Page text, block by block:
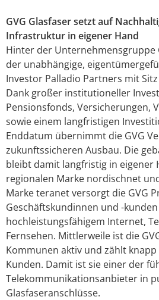
GVG Glasfaser setzt auf
Infrastruktur in eigener Hand
Hinter der Unternehmensgruppe
der unabhängige,
Investor Palladio Partners mit
Dank großer institutioneller
Pensionsfonds, Versicherungen,
sowie einem langfristigen
Enddatum übernimmt die GVG
zukunftssicheren Ausbau. Die
bleibt damit langfristig in eigener
regionalen Marke nordischnet
Marke teranet versorgt die GVG
Geschäftskundinnen und -
hochleistungsfähigem Internet,
Fernsehen. Mittlerweile ist die
Kommunen aktiv und zählt
Kunden. Damit ist sie einer der
Telekommunikationsanbieter in
Glasfaseranschlüsse.